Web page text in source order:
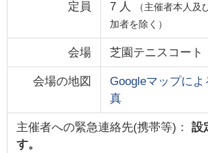
定員 7 人
（主催者本人及
加者を除く）
会場 芝園テニスコート
会場の地図
Googleマップに
真
主催者への緊急連絡先(携帯等)： 設
す。